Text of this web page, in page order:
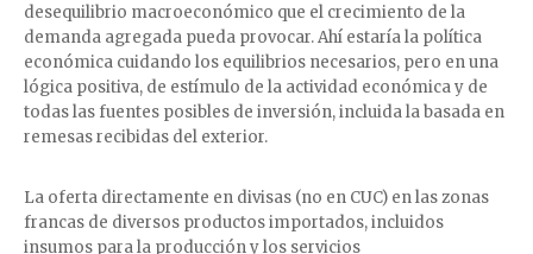
desequilibrio macroeconómico que el crecimiento de la
demanda agregada pueda provocar. Ahí estaría la política
económica cuidando los equilibrios necesarios, pero en una
lógica positiva, de estímulo de la actividad económica y de
todas las fuentes posibles de inversión, incluida la basada en
remesas recibidas del exterior.
La oferta directamente en divisas (no en CUC) en las zonas
francas de diversos productos importados, incluidos
insumos para la producción y los servicios